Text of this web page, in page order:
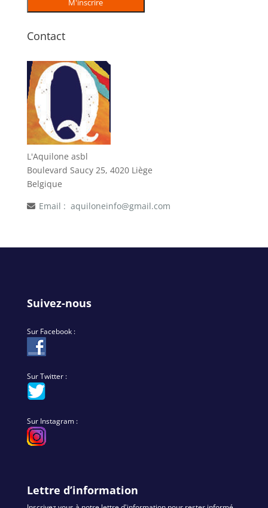
Contact
L'Aquilone asbl
Boulevard Saucy 25, 4020 Liège
Belgique
Email : aquiloneinfo@gmail.com
Suivez-nous
Sur Facebook :
Sur Twitter :
Sur Instagram :
Lettre d’information